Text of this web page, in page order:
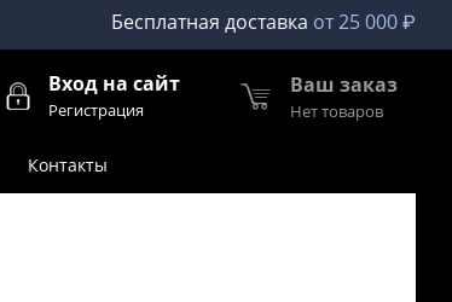
Бесплатная доставка от 25 000 ₽
Вход на сайт
Регистрация
Ваш заказ
Нет товаров
Контакты